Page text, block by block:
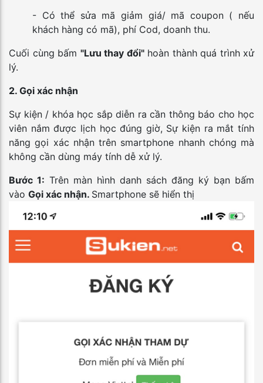
- Có thể sửa mã giảm giá/ mã coupon ( nếu
khách hàng có mã), phí Cod, doanh thu.
Cuối cùng bấm "Lưu thay đổi"hoàn thành quá trình xử
lý.
2. Gọi xác nhận
Sự kiện / khóa học sắp diễn ra cần thông báo cho học
viên nắm được lịch học đúng giờ, Sự kiện ra mắt tính
năng gọi xác nhận trên smartphone nhanh chóng mà
không cần dùng máy tính dễ xử lý.
Bước 1: Trên màn hình danh sách đăng ký bạn bấm
vào Gọi xác nhận. Smartphone sẽ hiển thị